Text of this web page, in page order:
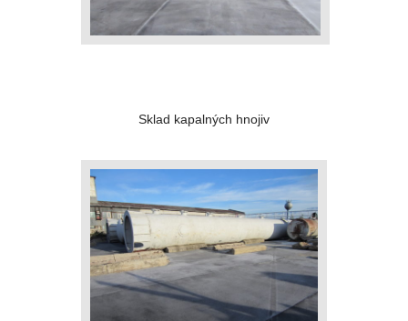
Sklad kapalných hnojiv